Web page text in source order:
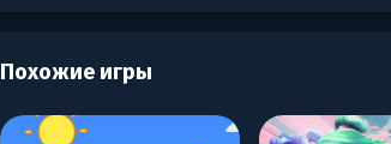
Похожие игры